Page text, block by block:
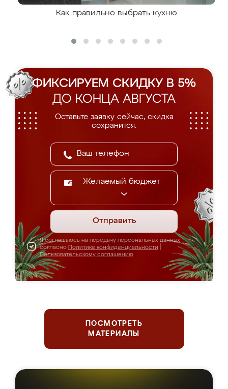
Как правильно выбрать кухню
ФИКСИРУЕМ СКИДКУ В 5%
ДО КОНЦА АВГУСТА
Оставьте заявку сейчас, скидка
сохранится.
Желаемый бюджет
Отправить
Я соглашаюсь на передачу персональных данных
согласно Политике конфиденциальности
Пользовательскому соглашению
ПОСМОТРЕТЬ
МАТЕРИАЛЫ